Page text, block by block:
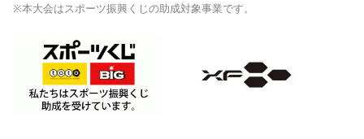
※本大会はスポーツ振興くじの助成対象事業です。